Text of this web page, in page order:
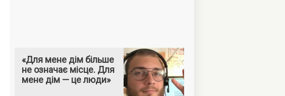
«Для мене дім більше
не означає місце. Для
мене дім — це люди»